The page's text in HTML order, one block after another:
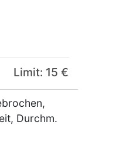
Limit: 15 €
Durchm.